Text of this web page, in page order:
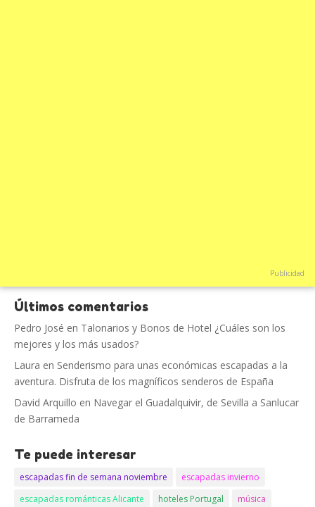
Publicidad
Últimos comentarios
Pedro José en Talonarios y Bonos de Hotel ¿Cuáles son los
mejores y los más usados?
Laura en Senderismo para unas económicas escapadas a la
aventura. Disfruta de los magníficos senderos de España
David Arquillo en Navegar el Guadalquivir, de Sevilla a Sanlucar
de Barrameda
Te puede interesar
escapadas fin de semana noviembre
escapadas invierno
escapadas románticas Alicante
hoteles Portugal
música